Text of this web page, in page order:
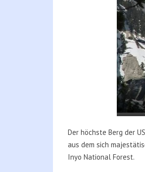
Der höchste Berg der
aus dem sich
Inyo National Forest.